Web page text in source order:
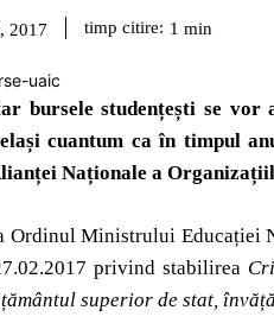
2017 timp citire: 1 min
bursele studențești se
cuantum ca în timpul
Naționale a
Ordinul Ministrului
privind stabilirea
superior de stat,